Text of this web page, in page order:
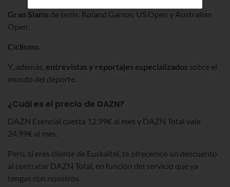
Gran Slams de tenis: Roland Garros, US Open y Australian
Open;
Ciclismo.
Y, además, entrevistas y reportajes especializados sobre el
mundo del deporte.
¿Cuál es el precio de DAZN?
DAZN Esencial cuesta 12,99€ al mes y DAZN Total vale
24,99€ al mes.
Pero, si eres cliente de Euskaltel, te ofrecemos un descuento
al contratar DAZN Total, en función del servicio que ya
tengas con nosotros.